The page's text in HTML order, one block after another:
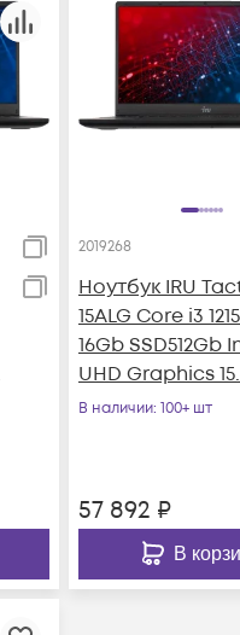
2019268
Ноутбук IRU
15ALG Core i3
16Gb SSD512Gb
UHD Graphics
IPS FHD
В наличии: 100+ шт
57 892 ₽
В